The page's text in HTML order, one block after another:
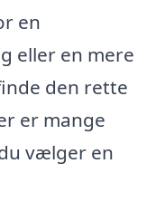
en
eller en mere
den rette
er mange
vælger en